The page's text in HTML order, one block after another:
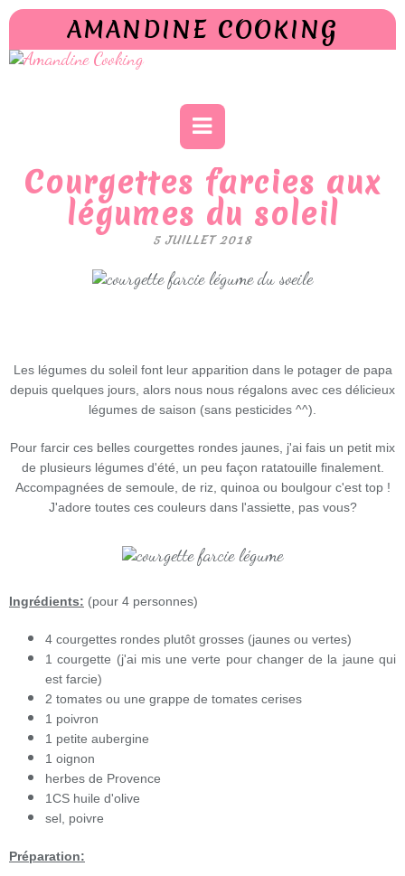
AMANDINE COOKING
Courgettes farcies aux
légumes du soleil
5 JUILLET 2018
Les légumes du soleil font leur apparition dans le potager de papa
depuis quelques jours, alors nous nous régalons avec ces délicieux
légumes de saison (sans pesticides ^^).
Pour farcir ces belles courgettes rondes jaunes, j'ai fais un petit mix
de plusieurs légumes d'été, un peu façon ratatouille finalement.
Accompagnées de semoule, de riz, quinoa ou boulgour c'est top !
J'adore toutes ces couleurs dans l'assiette, pas vous?
Ingrédients: (pour 4 personnes)
4 courgettes rondes plutôt grosses (jaunes ou vertes)
1 courgette (j'ai mis une verte pour changer de la jaune qui
est farcie)
2 tomates ou une grappe de tomates cerises
1 poivron
1 petite aubergine
1 oignon
herbes de Provence
1CS huile d'olive
sel, poivre
Préparation: